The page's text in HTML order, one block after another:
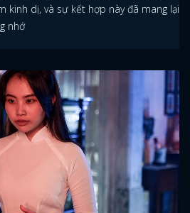
kinh dị, và sự kết hợp này đã mang lại
nhớ